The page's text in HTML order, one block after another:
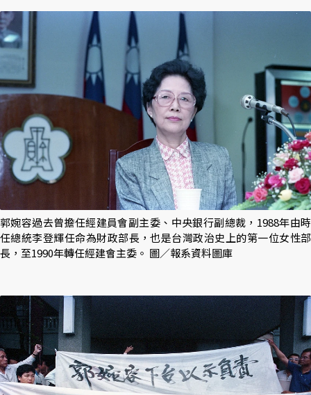
郭婉容過去曾擔任經建員會副主委、中央銀行副總裁，1988年由時
任總統李登輝任命為財政部長，也是台灣政治史上的第一位女性部
長，至1990年轉任經建會主委。 圖／報系資料圖庫